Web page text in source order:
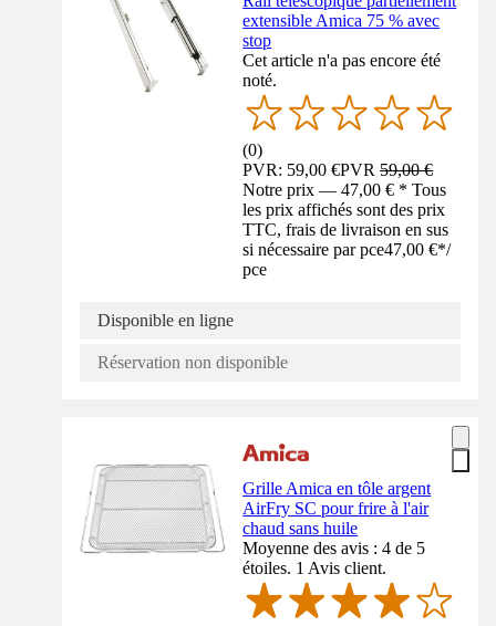
extensible Amica 75 % avec
stop
Cet article n'a pas encore été
noté.
(0)
PVR: 59,00 €PVR59,00 €
Notre prix — 47,00 € * Tous
les prix affichés sont des prix
TTC, frais de livraison en sus
si nécessaire par pce47,00 €*/
pce
Disponible en ligne
Réservation non disponible
Grille Amica en tôle argent
AirFry SC pour frire à l'air
chaud sans huile
Moyenne des avis : 4 de 5
étoiles. 1 Avis client.